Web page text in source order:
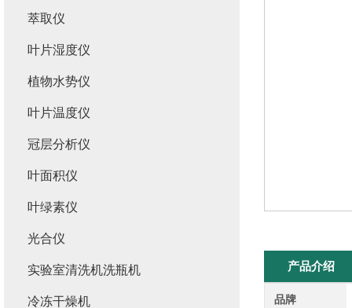
产品介绍
品牌
萃取仪
叶片湿度仪
植物水势仪
叶片温度仪
冠层分析仪
叶面积仪
叶绿素仪
光合仪
实验室清洗机洗瓶机
冷冻干燥机